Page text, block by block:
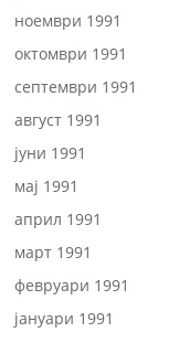
ноември 1991
октомври 1991
септември 1991
август 1991
јуни 1991
мај 1991
април 1991
март 1991
февруари 1991
јануари 1991